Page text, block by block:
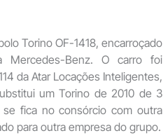
Torino OF-1418, encarroçado
Mercedes-Benz. O carro foi
da Atar Locações Inteligentes,
um Torino de 2010 de 3
fica no consórcio com outra
para outra empresa do grupo.